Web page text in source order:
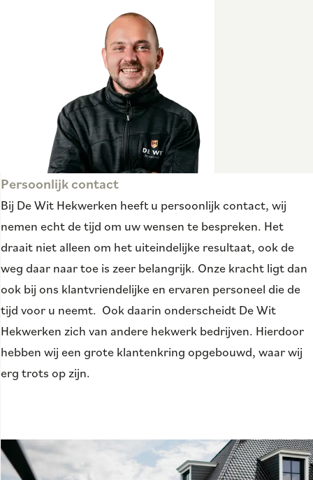
Persoonlijk contact
Bij De Wit Hekwerken heeft u persoonlijk contact, wij
nemen echt de tijd om uw wensen te bespreken. Het
draait niet alleen om het uiteindelijke resultaat, ook de
weg daar naar toe is zeer belangrijk. Onze kracht ligt dan
ook bij ons klantvriendelijke en ervaren personeel die de
tijd voor u neemt. Ook daarin onderscheidt De Wit
Hekwerken zich van andere hekwerk bedrijven. Hierdoor
hebben wij een grote klantenkring opgebouwd, waar wij
erg trots op zijn.